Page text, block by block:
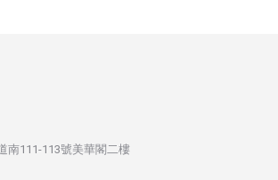
南111-113號美華閣二樓